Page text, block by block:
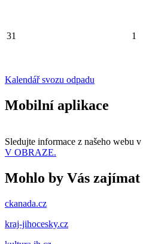
31 1
Kalendář svozu odpadu
Mobilní aplikace
Sledujte informace z našeho webu v
V OBRAZE.
Mohlo by Vás zajímat
ckanada.cz
kraj-jihocesky.cz